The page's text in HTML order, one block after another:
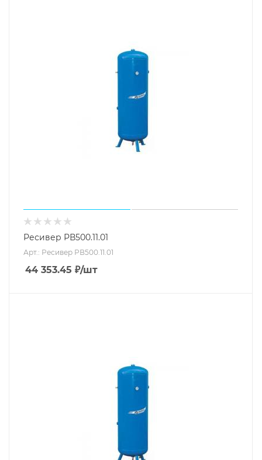
Ресивер РВ500.11.01
Арт.: Ресивер РВ500.11.01
44 353.45 ₽/шт